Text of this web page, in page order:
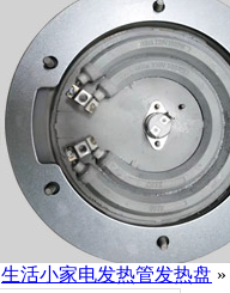
生活小家电发热管发热盘 »